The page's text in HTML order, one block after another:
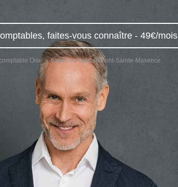
faites-vous connaître - 49€/mois
Oise Expert comptable Pont-Sainte-Maxence